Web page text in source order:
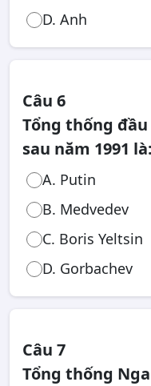
D. Anh
Câu 6
Tổng thống
sau năm 1991 là:
A. Putin
B. Medvedev
C. Boris Yeltsin
D. Gorbachev
Câu 7
Tổng thống